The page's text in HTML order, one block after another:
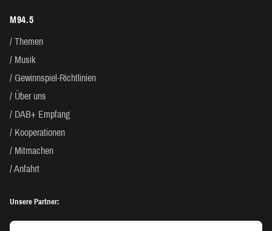
M94.5
Themen
Musik
Gewinnspiel-Richtlinien
Über uns
DAB+ Empfang
Kooperationen
Mitmachen
Anfahrt
Unsere Partner: